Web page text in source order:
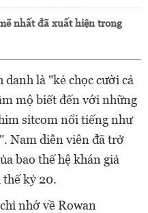
nhất đã xuất hiện trong
danh là "kẻ chọc cười cả
mộ biết đến với những
sitcom nổi tiếng như
". Nam diễn viên đã trở
bao thế hệ khán giả
kỷ 20.
nhớ về Rowan